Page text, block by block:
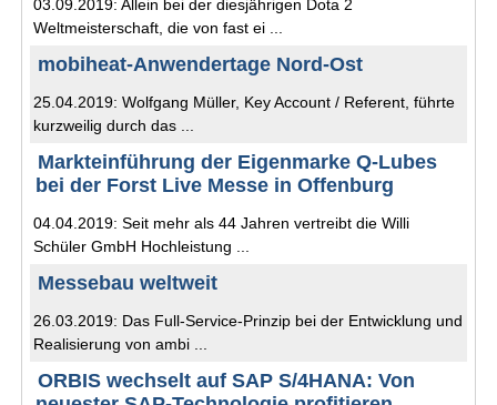
03.09.2019: Allein bei der diesjährigen Dota 2
Weltmeisterschaft, die von fast ei ...
mobiheat-Anwendertage Nord-Ost
25.04.2019: Wolfgang Müller, Key Account / Referent, führte
kurzweilig durch das ...
Markteinführung der Eigenmarke Q-Lubes
bei der Forst Live Messe in Offenburg
04.04.2019: Seit mehr als 44 Jahren vertreibt die Willi
Schüler GmbH Hochleistung ...
Messebau weltweit
26.03.2019: Das Full-Service-Prinzip bei der Entwicklung und
Realisierung von ambi ...
ORBIS wechselt auf SAP S/4HANA: Von